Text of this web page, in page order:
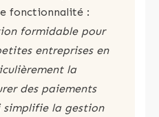
fonctionnalité :
formidable pour
entreprises en
la
des paiements
simplifie la gestion